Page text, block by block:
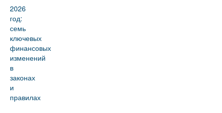
2026
год:
семь
ключевых
финансовых
изменений
в
законах
и
правилах